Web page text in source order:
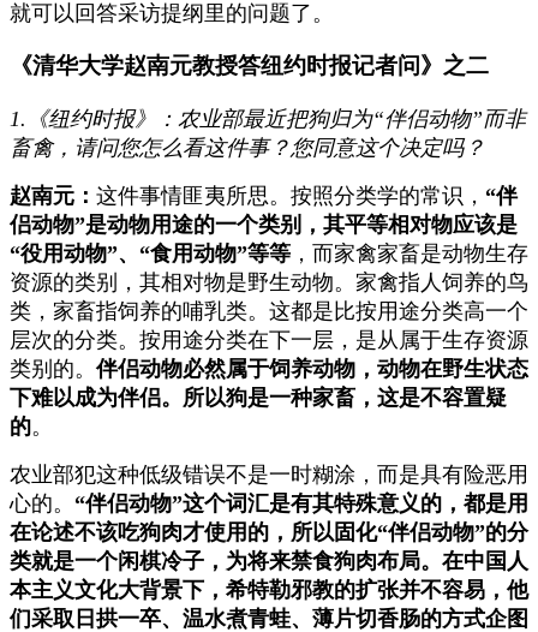
就可以回答采访提纲里的问题了。
《清华大学赵南元教授答纽约时报记者问》之二
1.《纽约时报》：农业部最近把狗归为“伴侣动物”而非
畜禽，请问您怎么看这件事？您同意这个决定吗？
赵南元： 这件事情匪夷所思。按照分类学的常识， “伴
侣动物”是动物用途的一个类别，其平等相对物应该是
“役用动物”、“食用动物”等等 ，而家禽家畜是动物生存
资源的类别，其相对物是野生动物。家禽指人饲养的鸟
类，家畜指饲养的哺乳类。这都是比按用途分类高一个
层次的分类。按用途分类在下一层，是从属于生存资源
类别的。 伴侣动物必然属于饲养动物，动物在野生状态
下难以成为伴侣。所以狗是一种家畜，这是不容置疑
的。
农业部犯这种低级错误不是一时糊涂，而是具有险恶用
心的。 “伴侣动物”这个词汇是有其特殊意义的，都是用
在论述不该吃狗肉才使用的，所以固化“伴侣动物”的分
类就是一个闲棋冷子，为将来禁食狗肉布局。在中国人
本主义文化大背景下，希特勒邪教的扩张并不容易，他
们采取日拱一卒、温水煮青蛙、薄片切香肠的方式企图